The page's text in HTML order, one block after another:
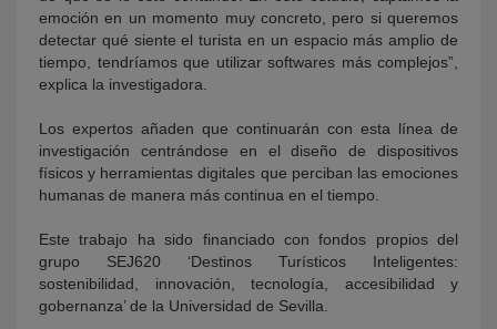
emoción en un momento muy concreto, pero si queremos
detectar qué siente el turista en un espacio más amplio de
tiempo, tendríamos que utilizar softwares más complejos”,
explica la investigadora.
Los expertos añaden que continuarán con esta línea de
investigación centrándose en el diseño de dispositivos
físicos y herramientas digitales que perciban las emociones
humanas de manera más continua en el tiempo.
Este trabajo ha sido financiado con fondos propios del
grupo SEJ620 ‘Destinos Turísticos Inteligentes:
sostenibilidad, innovación, tecnología, accesibilidad y
gobernanza’ de la Universidad de Sevilla.